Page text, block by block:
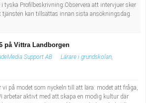
tyska Profilbeskrivning:Observera att intervjuer sker
tjänsten kan tillsättas innan sista ansökningsdag.
på Vittra Landborgen
Support AB
Lärare i grundskolan,
vi på modet som nyckeln till att lära: modet att fråga,
arbetar aktivt med att skapa en modig kultur där